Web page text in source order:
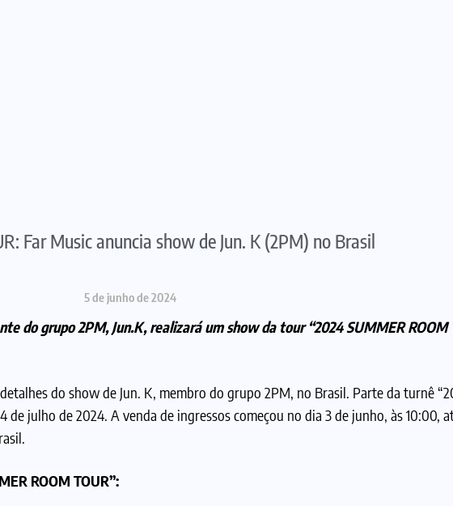
Far Music anuncia show de Jun. K (2PM) no Brasil
5 de junho de 2024
do grupo 2PM, Jun.K, realizará um show da tour “2024 SUMMER ROOM
do show de Jun. K, membro do grupo 2PM, no Brasil. Parte da turnê
de julho de 2024. A venda de ingressos começou no dia 3 de junho, às 10:00,
ROOM TOUR”: